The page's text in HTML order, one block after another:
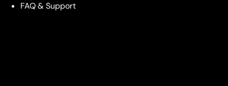
FAQ & Support